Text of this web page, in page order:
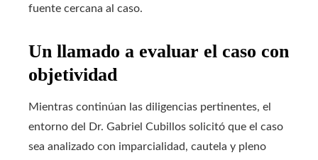
fuente cercana al caso.
Un llamado a evaluar el caso con
objetividad
Mientras continúan las diligencias pertinentes, el
entorno del Dr. Gabriel Cubillos solicitó que el caso
sea analizado con imparcialidad, cautela y pleno